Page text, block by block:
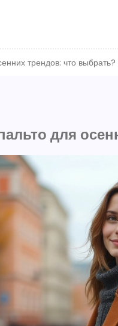
трендов: что выбрать?
для